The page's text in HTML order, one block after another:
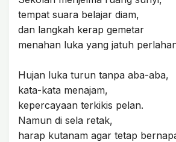
tempat suara belajar diam,
dan langkah kerap gemetar
menahan luka yang jatuh
Hujan luka turun tanpa aba-aba,
kata-kata menajam,
kepercayaan terkikis pelan.
Namun di sela retak,
harap kutanam agar tetap